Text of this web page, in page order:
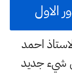
احمد
شيء جديد